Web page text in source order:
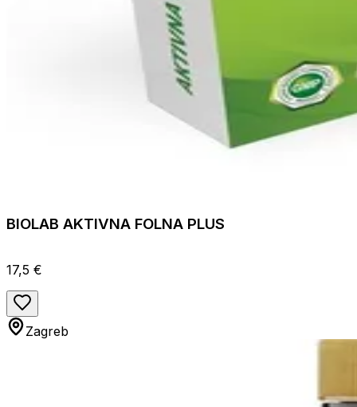
BIOLAB AKTIVNA FOLNA PLUS
17,5 €
Zagreb